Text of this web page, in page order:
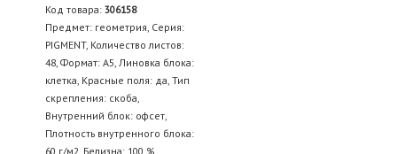
Код товара: 306158
Предмет: геометрия, Серия:
PIGMENT, Количество листов:
48, Формат: А5, Линовка блока:
клетка, Красные поля: да, Тип
скрепления: скоба,
Внутренний блок: офсет,
Плотность внутренного блока:
60 г/м2, Белизна: 100 %,